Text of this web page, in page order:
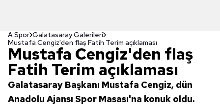
A Spor Galatasaray Galerileri
Mustafa Cengiz'den flaş Fatih Terim açıklaması
Mustafa Cengiz'den flaş
Fatih Terim açıklaması
Galatasaray Başkanı Mustafa Cengiz, dün
Anadolu Ajansı Spor Masası'na konuk oldu.